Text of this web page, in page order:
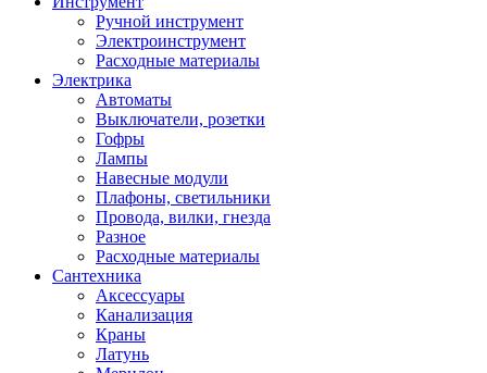
Ручной инструмент
Электроинструмент
Расходные материалы
Электрика
Автоматы
Выключатели, розетки
Гофры
Лампы
Навесные модули
Плафоны, светильники
Провода, вилки, гнезда
Разное
Расходные материалы
Сантехника
Аксессуары
Канализация
Краны
Латунь